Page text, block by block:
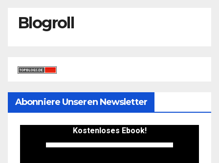
Blogroll
Abonniere Unseren Newsletter
Kostenloses Ebook!